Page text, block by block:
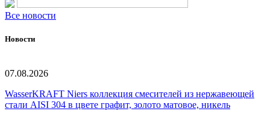
Все новости
Новости
07.08.2026
WasserKRAFT Niers коллекция смесителей из нержавеющей
стали AISI 304 в цвете графит, золото матовое, никель